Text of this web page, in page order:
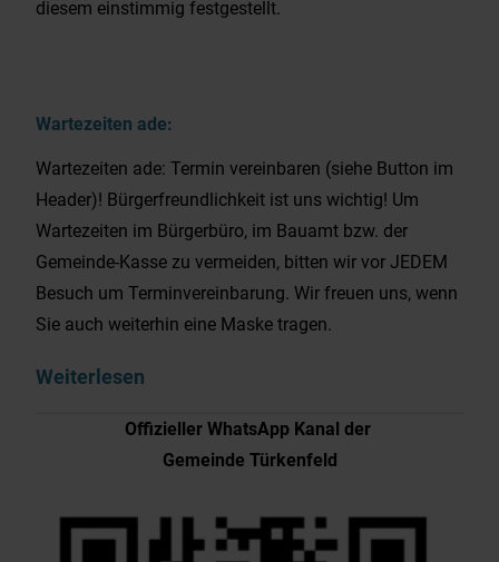
Wartezeiten ade:
Wartezeiten ade: Termin vereinbaren (siehe Button im
Header)! Bürgerfreundlichkeit ist uns wichtig! Um
Wartezeiten im Bürgerbüro, im Bauamt bzw. der
Gemeinde-Kasse zu vermeiden, bitten wir vor JEDEM
Besuch um Terminvereinbarung. Wir freuen uns, wenn
Sie auch weiterhin eine Maske tragen.
Weiterlesen
Offizieller WhatsApp Kanal der
Gemeinde Türkenfeld
diesem einstimmig festgestellt.